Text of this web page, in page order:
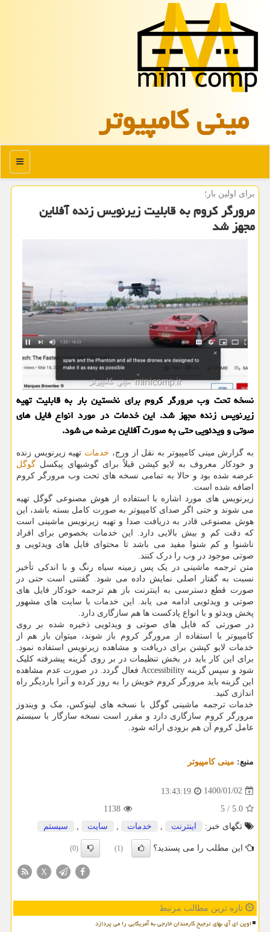
مینی كامپیوتر
منو
برای اولین بار؛
مرورگر كروم به قابلیت زیرنویس زنده آفلاین
مجهز شد
نسخه تحت وب مرورگر کروم برای نخستین بار به قابلیت تهیه
زیرنویس زنده مجهز شد. این خدمات در مورد انواع فایل های
صوتی و ویدئویی حتی به صورت آفلاین عرضه می شود.
به گزارش مینی کامپیوتر به نقل از ورج، خدمات تهیه زیرنویس زنده
و خودکار معروف به لایو کپشن قبلاً برای گوشیهای پیکسل گوگل
عرضه شده بود و حالا به تمامی نسخه های تحت وب مرورگر کروم
اضافه شده است.
زیرنویس های مورد اشاره با استفاده از هوش مصنوعی گوگل تهیه
می شوند و حتی اگر صدای کامپیوتر به صورت کامل بسته باشد، این
هوش مصنوعی قادر به دریافت صدا و تهیه زیرنویس ماشینی است
که دقت کم و بیش بالایی دارد. این خدمات بخصوص برای افراد
ناشنوا و کم شنوا مفید می باشد تا محتوای فایل های ویدئویی و
صوتی موجود در وب را درک کنند.
متن ترجمه ماشینی در یک پس زمینه سیاه رنگ و با اندکی تأخیر
نسبت به گفتار اصلی نمایش داده می شود. گفتنی است حتی در
صورت قطع دسترسی به اینترنت باز هم ترجمه خودکار فایل های
صوتی و ویدئویی ادامه می یابد. این خدمات با سایت های مشهور
پخش ویدئو و با انواع پادکست ها هم سازگاری دارد.
در صورتی که فایل های صوتی و ویدئویی ذخیره شده بر روی
کامپیوتر با استفاده از مرورگر کروم باز شوند، میتوان باز هم از
خدمات لایو کپشن برای دریافت و مشاهده زیرنویس استفاده نمود.
برای این کار باید در بخش تنظیمات در بر روی گزینه پیشرفته کلیک
شود و سپس گزینه Accessibility فعال گردد. در صورت عدم مشاهده
این گزینه باید مرورگر کروم خویش را به روز کرده و آنرا باردیگر راه
اندازی کنید.
خدمات ترجمه ماشینی گوگل با نسخه های لینوکس، مک و ویندوز
مرورگر کروم سازگاری دارد و مقرر است نسخه سازگار با سیستم
عامل کروم آن هم بزودی ارائه شود.
منبع: مینی كامپیوتر
1400/01/02
13:43:19
5.0
/
5
1138
تگهای خبر:
اینترنت خدمات سایت سیستم
این مطلب را می پسندید؟ (1)
(0)
X
تازه ترین مطالب مرتبط
اوپن ای آی بهای ترجیح کارمندان خارجی به آمریکایی را می پردازد